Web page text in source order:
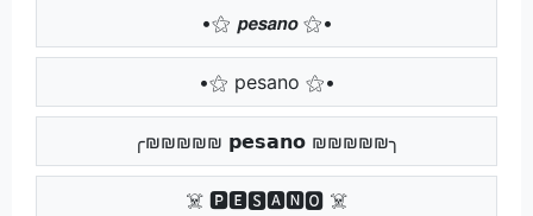
•⚝ 𝙥𝙚𝙨𝙖𝙣𝙤 ⚝•
•⚝ pesano ⚝•
╭₪₪₪₪₪ 𝗽𝗲𝘀𝗮𝗻𝗼 ₪₪₪₪₪╮
☠️ 🅿🅴🆂🅰🅽🅾 ☠️